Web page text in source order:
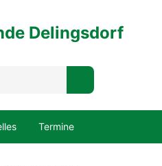
Delingsdorf
Termine